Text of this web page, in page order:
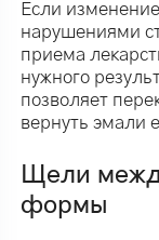
Если
нарушениями
приема
нужного
позволяет
вернуть эмали
Щели
формы